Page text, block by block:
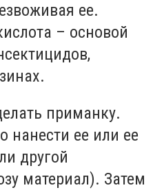
ее.
– основой
приманку.
нанести ее или ее
другой
материал). Затем